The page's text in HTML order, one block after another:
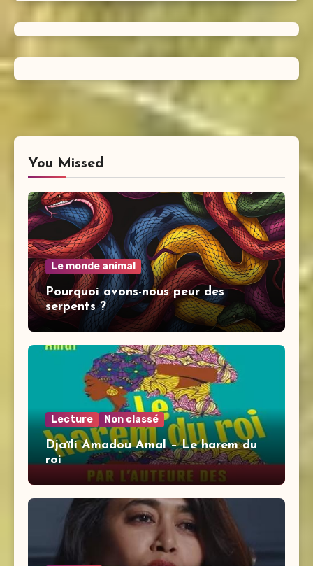
You Missed
Le monde animal
Pourquoi avons-nous peur des
serpents ?
Lecture Non classé
Djaïli Amadou Amal – Le harem du
roi